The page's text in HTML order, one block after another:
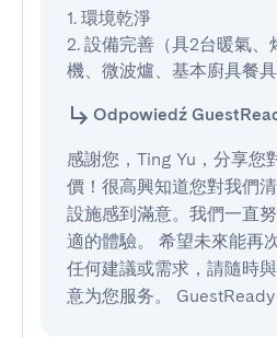
1. 環境乾淨
2. 設備完善（具2台暖氣、
機、微波爐、基本廚具餐具
Odpowiedź
感謝您，Ting Yu，分享您
價！很高興知道您對我們
設施感到滿意。我們一直
適的體驗。 希望未來能再
任何建議或需求，請隨時
意为您服务。 GuestReady